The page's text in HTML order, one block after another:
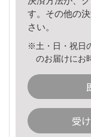
す。その他の
さい。
※土・日・祝日
のお届けにお
受